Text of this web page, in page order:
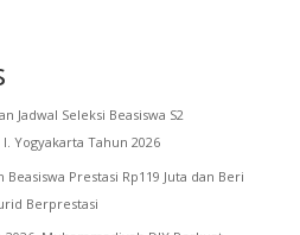
Jadwal Seleksi Beasiswa S2
Yogyakarta Tahun 2026
Beasiswa Prestasi Rp119 Juta dan Beri
Berprestasi